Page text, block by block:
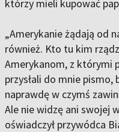
którzy mieli kupować
„Amerykanie żądają od
również. Kto tu kim
Amerykanom, z którymi
przysłali do mnie
naprawdę w czymś
Ale nie widzę ani swojej
oświadczył przywódca